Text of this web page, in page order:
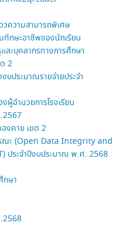
ความสามารถพิเศษ
ทักษะอาชีพของนักเรียน
ละบุคลากรทางการศึกษา
2
บประมาณรายจ่ายประจำ
อำนวยการโรงเรียน
งคาย เขต 2
รณะ (Open Data Integrity and
ประจำปีงบประมาณ พ.ศ. 2568
กษา